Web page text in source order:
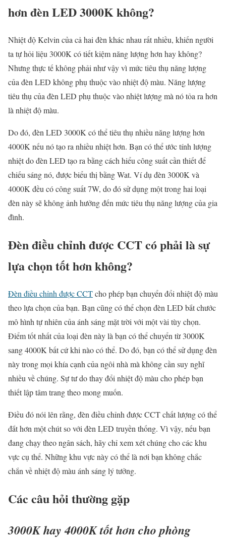
hơn đèn LED 3000K không?
Nhiệt độ Kelvin của cả hai đèn khác nhau rất nhiều, khiến người
ta tự hỏi liệu 3000K có tiết kiệm năng lượng hơn hay không?
Nhưng thực tế không phải như vậy vì mức tiêu thụ năng lượng
của đèn LED không phụ thuộc vào nhiệt độ màu. Năng lượng
tiêu thụ của đèn LED phụ thuộc vào nhiệt lượng mà nó tỏa ra hơn
là nhiệt độ màu.
Do đó, đèn LED 3000K có thể tiêu thụ nhiều năng lượng hơn
4000K nếu nó tạo ra nhiều nhiệt hơn. Bạn có thể ước tính lượng
nhiệt do đèn LED tạo ra bằng cách hiểu công suất cần thiết để
chiếu sáng nó, được biểu thị bằng Wat. Ví dụ đèn 3000K và
4000K đều có công suất 7W, do đó sử dụng một trong hai loại
đèn này sẽ không ảnh hưởng đến mức tiêu thụ năng lượng của gia
đình.
Đèn điều chỉnh được CCT có phải là sự
lựa chọn tốt hơn không?
Đèn điều chỉnh được CCTcho phép bạn chuyển đổi nhiệt độ màu
theo lựa chọn của bạn. Bạn cũng có thể chọn đèn LED bắt chước
mô hình tự nhiên của ánh sáng mặt trời với một vài tùy chọn.
Điểm tốt nhất của loại đèn này là bạn có thể chuyển từ 3000K
sang 4000K bất cứ khi nào có thể. Do đó, bạn có thể sử dụng đèn
này trong mọi khía cạnh của ngôi nhà mà không cần suy nghĩ
nhiều về chúng. Sự tư do thay đổi nhiệt độ màu cho phép bạn
thiết lập tâm trang theo mong muốn.
Điều đó nói lên rằng, đèn điều chỉnh được CCT chất lượng có thể
đắt hơn một chút so với đèn LED truyền thống. Vì vậy, nếu bạn
đang chạy theo ngân sách, hãy chỉ xem xét chúng cho các khu
vực cụ thể. Những khu vực này có thể là nơi bạn không chắc
chắn về nhiệt độ màu ánh sáng lý tưởng.
Các câu hỏi thường gặp
3000K hay 4000K tốt hơn cho phòng